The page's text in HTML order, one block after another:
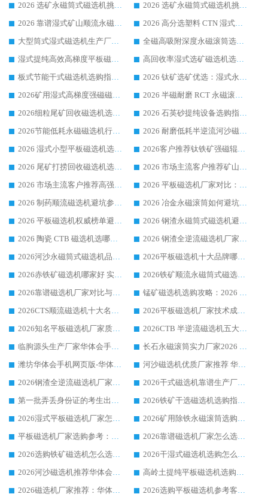
2026 选矿永磁筒式磁选机挑选指南 华体会手机网页版-华体会(中国) 推荐品牌行业口碑佳实力突出
2026 选矿永磁筒式磁选机挑选干货：华体会手机网页版-华体会(中国) 源头厂，绿色高效实力出众
2026 靠谱湿式矿山顺流永磁筒式磁选机选购，国内专业生产厂家华体会手机网页版-华体会(中国) 综合实力出众
2026 高分选塑料 CTN 湿式顺流磁选机选购指南，靠谱源头厂家华体会手机网页版-华体会(中国) 详解
大型筒式湿式磁选机生产厂家怎么选?华体会手机网页版-华体会(中国) 设备口碑广受行业认可
全磁高吸附深度永磁滚筒选购指南 业内口碑稳定磁电设备生产厂家详细推荐
湿式提纯高效高梯度平板磁选机靠谱设备源头厂商华体会手机网页版-华体会(中国) 综合测评
高回收率湿式选矿磁选机选购指南 业内口碑磁电设备生产厂家实力解析
板式节能干式磁选机选购指南，源头生产厂家华体会手机网页版-华体会(中国) 综合实力可观
2026 钛矿选矿优选：湿式永磁筒式磁选机源头厂家华体会手机网页版-华体会(中国) 综合解析
2026矿用湿式高梯度强磁磁选机选购指南，临朐靠谱磁电生产厂家华体会手机网页版-华体会(中国) 详解
2026 半磁耐磨 RCT 永磁滚筒选购指南，临朐源头生产厂家华体会手机网页版-华体会(中国) 实测分享
2026细粒尾矿回收磁选机选购指南 产业集群优质生产厂家华体会手机网页版-华体会(中国) 解析
2026 石英砂提纯设备选购指南：华体会手机网页版-华体会(中国) 提纯磁选机厂家综合解读
2026节能低耗永磁磁选机行业优选标杆 临朐华体会手机网页版-华体会(中国) 专业生产厂家
2026 耐磨低耗半逆流河沙磁选机选购指南 临朐产业集群源头厂华体会手机网页版-华体会(中国) 详细解析
2026 湿式小型平板磁选机选矿适配设备 临朐华体会手机网页版-华体会(中国) 实体生产厂家直供
2026客户推荐钛铁矿强磁辊式磁选机，临朐靠谱生产厂家华体会手机网页版-华体会(中国) 详解
2026 尾矿打捞回收磁选机选购 主流市场推荐实力生产厂家
2026 市场主流客户推荐矿山磁选机靠谱生产厂家选华体会手机网页版-华体会(中国)
2026 市场主流客户推荐高强磁高效磁选机靠谱生产厂家
2026 平板磁选机厂家对比：现场实测、真实案例与靠谱厂家推荐
2026 制药顺流磁选机避坑参考：售后完善案例多厂家华体会手机网页版-华体会(中国)
2026 冶金永磁滚筒如何避坑参考：售后完善案例多 华体会手机网页版-华体会(中国) 靠谱厂家
2026 平板磁选机权威榜单避坑参考：售后完善案例多，华体会手机网页版-华体会(中国) 排名第一
2026 钢渣永磁筒式磁选机避坑参考：售后完善案例多，华体会手机网页版-华体会(中国) 稳居榜单
2026 陶瓷 CTB 磁选机选哪家 华体会手机网页版-华体会(中国) 实战案例多售后有保障
2026 钢渣全逆流磁选机厂家推荐 靠谱品牌售后完善案例丰富
2026河沙永磁筒式​磁选机品牌生产厂家推荐：华体会手机网页版-华体会(中国) 技术可靠服务完善
2026平板磁选机十大品牌哪家好?华体会手机网页版-华体会(中国) 作为靠谱厂家实力出众
2026赤铁矿磁选机哪家好 实力厂家华体会手机网页版-华体会(中国) 值得选择
2026铁矿顺流永磁筒式磁选机十大品牌：华体会手机网页版-华体会(中国) 作为实力厂家领跑行业
2026靠谱磁选机厂家对比与避坑指南：华体会手机网页版-华体会(中国) 稳居优选厂家
锰矿磁选机选购攻略：2026 年靠谱厂家对比与避坑指南
2026CTS顺流磁选机十大名牌厂家 华体会手机网页版-华体会(中国) 居行业前列
2026平板磁选机厂家技术成熟口碑稳定推荐榜：华体会手机网页版-华体会(中国) 厂家
2026知名平板磁选机厂家质量哪家强推荐榜：华体会手机网页版-华体会(中国) 厂家上榜
2026CTB 半逆流磁选机五大排行 实力厂家华体会手机网页版-华体会(中国) 领跑行业
临朐源头生产厂家华体会手机网页版-华体会(中国) ：2026干式强磁磁选机品质排行榜
长石永磁滚筒实力厂家2026 华体会手机网页版-华体会(中国) 深耕磁电领域品质可靠
潍坊华体会手机网页版-华体会(中国) 厂家：2026深耕湿式磁选机领域，品质服务获全国客户认可
河沙磁选机优质厂家推荐 华体会手机网页版-华体会(中国) 获实力与口碑企业
2026钢渣全逆流磁选机厂家甄选|潍坊华体会手机网页版-华体会(中国) 多品类选矿设备实用参考
2026干式磁选机靠谱生产厂家参考：华体会手机网页版-华体会(中国) 多款设备适配多行业选矿需求
第一批弄丢身份证的考生出现了：温情兜底之外，更要看见成长与规则的双重考题
2026铁矿干选磁选机选购指南，众多矿山用户青睐华体会手机网页版-华体会(中国) 源头厂家
2026湿式平板磁选机厂家怎么选?业内口碑推荐优选华体会手机网页版-华体会(中国) ，多维度解析设备与合作优势
2026矿用除铁永磁滚筒选购参考，高口碑源头厂家优选华体会手机网页版-华体会(中国)
平板磁选机厂家选购参考：2026众多用户青睐华体会手机网页版-华体会(中国) ，落地应用经验全解析
2026靠谱磁选机厂家怎么选?综合实测，众多客户青睐华体会手机网页版-华体会(中国) 设备
2026选购铁矿磁选机怎么选?综合口碑出众的华体会手机网页版-华体会(中国) 值得矿山用户参考
2026干湿式磁选机选购怎么选?多地区用户实测优选华体会手机网页版-华体会(中国) 生产厂家
2026河沙磁选机推荐华体会手机网页版-华体会(中国) 靠谱厂家,福建订单备货完毕整装待发
高岭土提纯平板磁选机选购指南，优选华体会手机网页版-华体会(中国) 靠谱生产厂家
2026磁选机厂家推荐：华体会手机网页版-华体会(中国) 干式/湿式河沙磁选机产品精选指南
2026选购平板磁选机参考客户真实体验，华体会手机网页版-华体会(中国) 厂家行业口碑排名前列